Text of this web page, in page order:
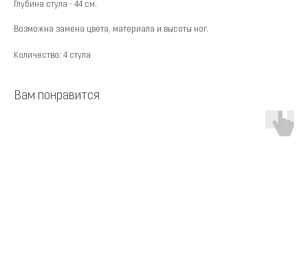
Глубина стула - 44 см.
Возможна замена цвета, материала и высоты ног.
Количество: 4 стула
Вам понравится